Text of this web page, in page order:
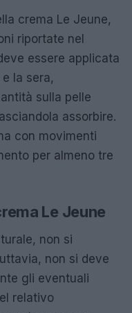
crema Le Jeune,
riportate nel
essere applicata
la sera,
sulla pelle
assorbire.
con movimenti
per almeno tre
Le Jeune
non si
non si deve
gli eventuali
relativo